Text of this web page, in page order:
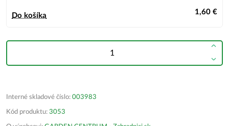
Do košíka 1,60 €
Interné skladové číslo: 003983
Kód produktu: 3053